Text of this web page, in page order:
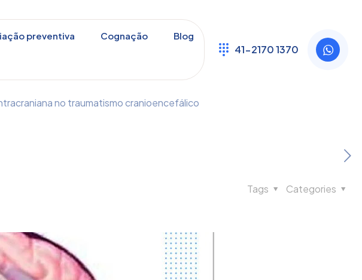
preventiva Cognação Blog
41-2170 1370
no traumatismo
no traumatismo cranioencefálico
Categories
Tags